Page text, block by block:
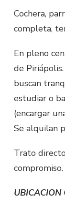
Cochera,
completa,
En pleno
de
buscan
estudiar o
(encargar
Se alquilan
Trato
compromiso.
UBICACION